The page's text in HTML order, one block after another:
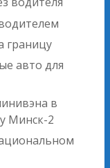
границу
авто для
в
Минск-2